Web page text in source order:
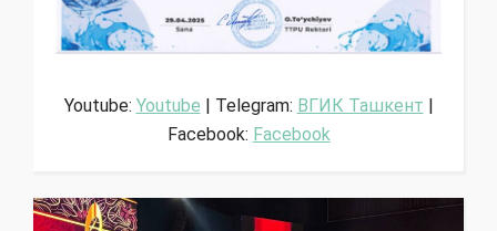
Youtube: Youtube | Telegram: ВГИК Ташкент |
Facebook: Facebook